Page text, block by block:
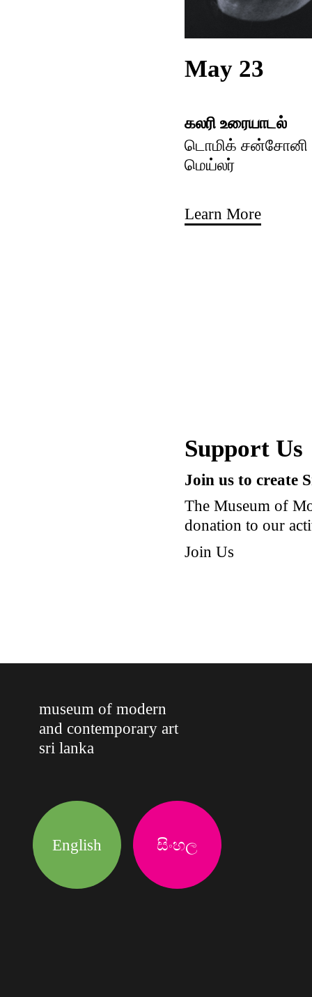
May 23
கலரி உரையாடல்
டொமிக் சன்சோனி
மெய்லர்
Learn More
Support Us
Join us to create
The Museum of
donation to our
Join Us
museum of modern
and contemporary art
sri lanka
English සිංහල